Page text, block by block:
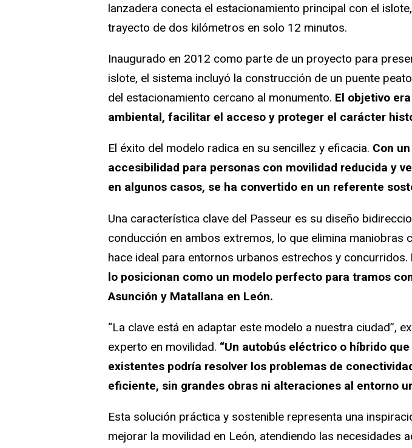
lanzadera conecta el estacionamiento principal con el
trayecto de dos kilómetros en solo 12 minutos.
Inaugurado en 2012 como parte de un proyecto para
islote, el sistema incluyó la construcción de un puente
del estacionamiento cercano al monumento. El objetivo
ambiental, facilitar el acceso y proteger el carácter
El éxito del modelo radica en su sencillez y eficacia. Con
accesibilidad para personas con movilidad reducida y
en algunos casos, se ha convertido en un referente
Una característica clave del Passeur es su diseño
conducción en ambos extremos, lo que elimina maniobras
hace ideal para entornos urbanos estrechos y concurridos.
lo posicionan como un modelo perfecto para tramos
Asunción y Matallana en León.
“La clave está en adaptar este modelo a nuestra ciudad”,
experto en movilidad. “Un autobús eléctrico o híbrido
existentes podría resolver los problemas de
eficiente, sin grandes obras ni alteraciones al entorno
Esta solución práctica y sostenible representa una
mejorar la movilidad en León, atendiendo las necesidades